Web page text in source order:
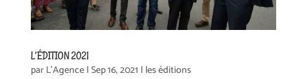
L’ÉDITION 2021
parL'Agence|Sep 16, 2021 | les éditions